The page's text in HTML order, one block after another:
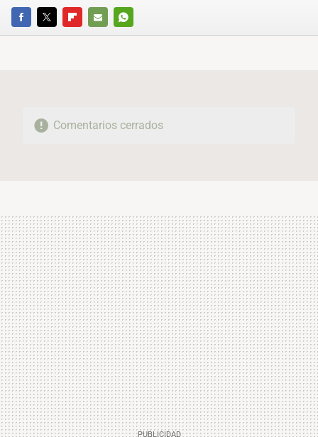
FACEBOOKTWITTERFLIPBOARD
E-
WHATSAPP
Comentarios cerrados